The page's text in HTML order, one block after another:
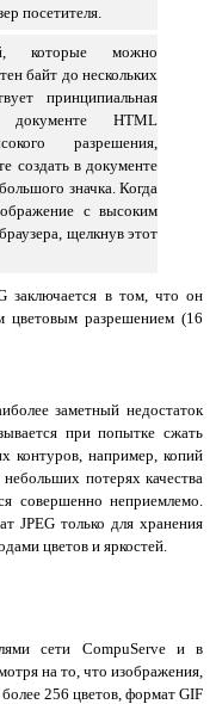
посетителя.
которые можно
байт до нескольких
принципиальная
документе HTML
разрешения,
создать в документе
значка. Когда
с высоким
щелкнув этот
заключается в том, что он
цветовым разрешением (16
заметный недостаток
при попытке сжать
контуров, например, копий
потерях качества
совершенно неприемлемо.
JPEG только для хранения
цветов и яркостей.
сети CompuServe и в
на то, что изображения,
256 цветов, формат GIF